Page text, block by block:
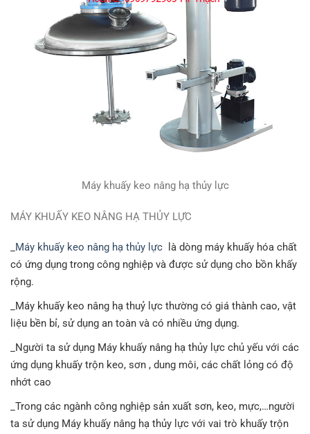
Máy khuấy keo nâng hạ thủy lực
MÁY KHUẤY KEO NÂNG HẠ THỦY LỰC
Máy khuấy keo nâng hạ thủy lực là dòng máy khuấy hóa chất
có ứng dụng trong công nghiệp và được sử dụng cho bồn khấy
rộng.
_Máy khuấy keo nâng hạ thuỷ lực thường có giá thành cao, vật
liệu bền bỉ, sử dụng an toàn và có nhiều ứng dụng.
_Người ta sử dụng Máy khuấy nâng hạ thủy lực chủ yếu với các
ứng dụng khuấy trộn keo, sơn , dung môi, các chất lỏng có độ
nhớt cao
_Trong các ngành công nghiệp sản xuất sơn, keo, mực,…người
ta sử dụng Máy khuấy nâng hạ thủy lực với vai trò khuấy trộn